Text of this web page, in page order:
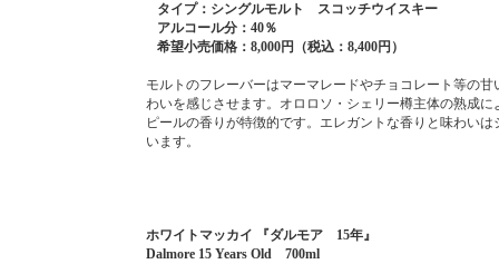
タイプ：シングルモルト スコッチウイスキー
アルコール分：40％
希望小売価格：8,000円（税込：8,400円）
モルトのフレーバーはマーマレードやチョコレート等の
わいを感じさせます。オロロソ・シェリー樽主体の熟成
ピールの香りが特徴的です。エレガントな香りと味わい
います。
ホワイトマッカイ 『ダルモア 15年』
Dalmore 15 Years Old 700ml